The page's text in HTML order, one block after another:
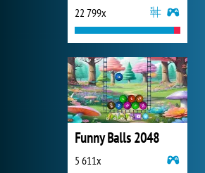
22 799x
Funny Balls 2048
5 611x